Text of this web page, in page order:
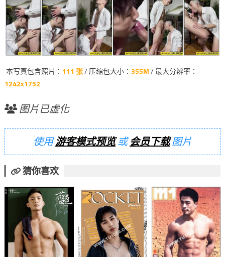
本写真包含照片： 111 张/ 压缩包大小： 355M/ 最大分辨率：
1242x1752
图片已虚化
使用游客模式预览或会员下载图片
猜你喜欢